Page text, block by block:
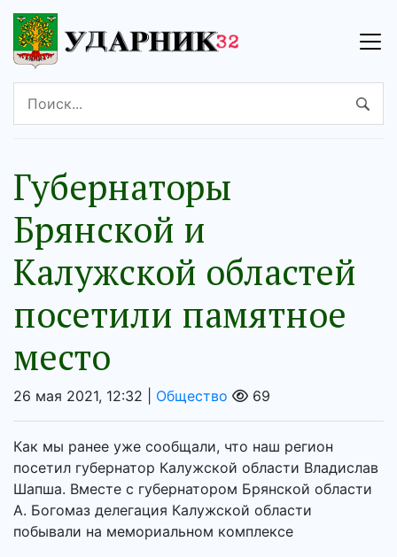
Губернаторы
Брянской и
Калужской областей
посетили памятное
место
26 мая 2021, 12:32 | Общество 69
Как мы ранее уже сообщали, что наш регион
посетил губернатор Калужской области Владислав
Шапша. Вместе с губернатором Брянской области
А. Богомаз делегация Калужской области
побывали на мемориальном комплексе